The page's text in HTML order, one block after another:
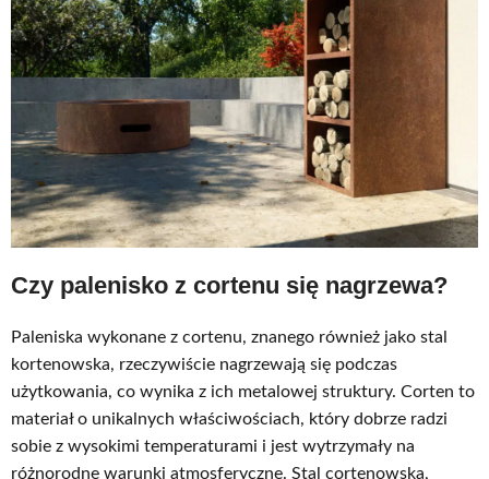
Czy palenisko z cortenu się nagrzewa?
Paleniska wykonane z cortenu, znanego również jako stal
kortenowska, rzeczywiście nagrzewają się podczas
użytkowania, co wynika z ich metalowej struktury. Corten to
materiał o unikalnych właściwościach, który dobrze radzi
sobie z wysokimi temperaturami i jest wytrzymały na
różnorodne warunki atmosferyczne. Stal cortenowska,